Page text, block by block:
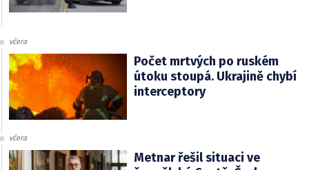
včera
Počet mrtvých po ruském
útoku stoupá. Ukrajině chybí
interceptory
včera
Metnar řešil situaci ve